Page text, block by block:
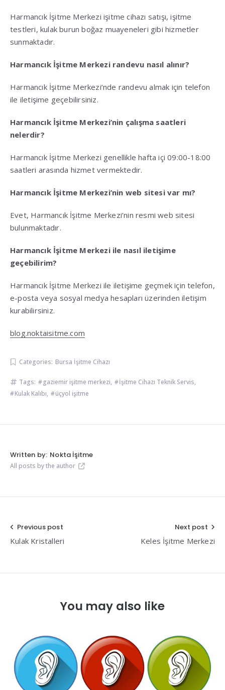
Harmancık İşitme Merkezi işitme cihazı satışı, işitme
testleri, kulak burun boğaz muayeneleri gibi hizmetler
sunmaktadır.
Harmancık İşitme Merkezi randevu nasıl alınır?
Harmancık İşitme Merkezi’nde randevu almak için telefon
ile iletişime geçebilirsiniz.
Harmancık İşitme Merkezi’nin çalışma saatleri
nelerdir?
Harmancık İşitme Merkezi genellikle hafta içi 09:00-18:00
saatleri arasında hizmet vermektedir.
Harmancık İşitme Merkezi’nin web sitesi var mı?
Evet, Harmancık İşitme Merkezi’nin resmi web sitesi
bulunmaktadır.
Harmancık İşitme Merkezi ile nasıl iletişime
geçebilirim?
Harmancık İşitme Merkezi ile iletişime geçmek için telefon,
e-posta veya sosyal medya hesapları üzerinden iletişim
kurabilirsiniz.
blog.noktaisitme.com
Categories: Bursa İşitme Cihazı
Tags: gaziemir işitme merkezi, İşitme Cihazı Teknik Servis,
Kulak Kalıbı, üçyol işitme
Written by: Nokta İşitme
All posts by the author
Yazı
gezinmesi
Previous post
Kulak Kristalleri
Next post
Keles İşitme Merkezi
You may also like